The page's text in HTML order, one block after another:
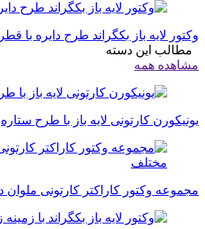
وکتور لایه باز بکگراند طرح دایره با
مطالب این دسته
مشاهده همه
یونیکورن کارتونی لایه باز با طرح ستاره
مجموعه وکتور کاراکتر کارتونی